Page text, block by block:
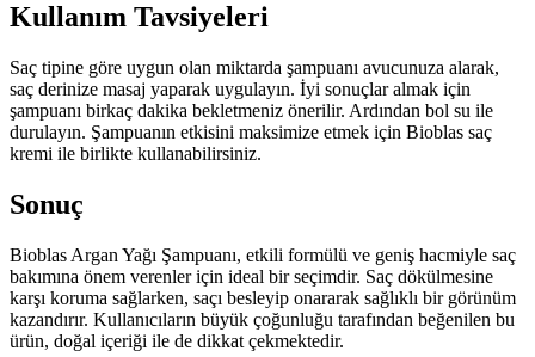
Kullanım Tavsiyeleri
Saç tipine göre uygun olan miktarda şampuanı avucunuza alarak,
saç derinize masaj yaparak uygulayın. İyi sonuçlar almak için
şampuanı birkaç dakika bekletmeniz önerilir. Ardından bol su ile
durulayın. Şampuanın etkisini maksimize etmek için Bioblas saç
kremi ile birlikte kullanabilirsiniz.
Sonuç
Bioblas Argan Yağı Şampuanı, etkili formülü ve geniş hacmiyle saç
bakımına önem verenler için ideal bir seçimdir. Saç dökülmesine
karşı koruma sağlarken, saçı besleyip onararak sağlıklı bir görünüm
kazandırır. Kullanıcıların büyük çoğunluğu tarafından beğenilen bu
ürün, doğal içeriği ile de dikkat çekmektedir.